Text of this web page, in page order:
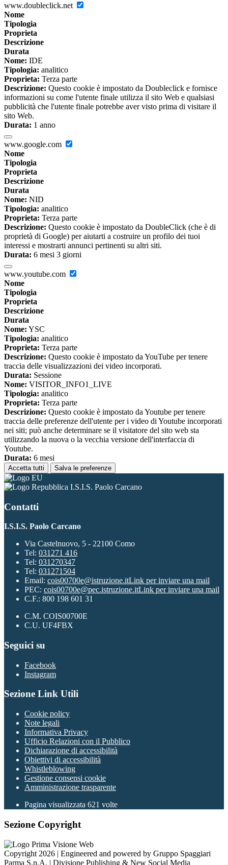
www.doubleclick.net
Nome
Tipologia
Proprieta
Descrizione
Durata
Nome: IDE
Tipologia: analitico
Proprieta: Terza parte
Descrizione: Questo cookie è impostato da Doubleclick e fornisce
informazioni su come l'utente finale utilizza il sito Web e qualsiasi
pubblicità che l'utente finale potrebbe aver visto prima di visitare il
sito Web.
Durata: 1 anno
www.google.com
Nome
Tipologia
Proprieta
Descrizione
Durata
Nome: NID
Tipologia: analitico
Proprieta: Terza parte
Descrizione: Questo cookie è impostato da DoubleClick (che è di
proprietà di Google) per aiutarti a costruire un profilo dei tuoi
interessi e mostrarti annunci pertinenti su altri siti.
Durata: 6 mesi 3 giorni
www.youtube.com
Nome
Tipologia
Proprieta
Descrizione
Durata
Nome: YSC
Tipologia: analitico
Proprieta: Terza parte
Descrizione: Questo cookie è impostato da YouTube per tenere
traccia delle visualizzazioni dei video incorporati.
Durata: Sessione
Nome: VISITOR_INFO1_LIVE
Tipologia: analitico
Proprieta: Terza parte
Descrizione: Questo cookie è impostato da Youtube per tenere
traccia delle preferenze dell'utente per i video di Youtube incorporati
nei siti; può anche determinare se il visitatore del sito web sta
utilizzando la nuova o la vecchia versione dell'interfaccia di
Youtube.
Durata: 6 mesi
Accetta tutti Salva le preferenze
I.S.I.S. Paolo Carcano
Contatti
I.S.I.S. Paolo Carcano
Via Castelnuovo, 5 - 22100 Como
Tel: 031271 416
Tel: 031270347
Tel: 031271504
Email: cois00700e@istruzione.itLink per inviare una mail
PEC: cois00700e@pec.istruzione.itLink per inviare una mail
C.F.: 800 198 601 31
C.M. COIS00700E
C.U. UF4FBX
Seguici su
Facebook
Instagram
Sezione Link Utili
Cookie policy
Note legali
Informativa Privacy
Ufficio Relazioni con il Pubblico
Dichiarazione di accessibilità
Obiettivi di accessibilità
Whistleblowing
Gestione consensi cookie
Amministrazione trasparente
Pagina visualizzata 621 volte
Sezione Copyright
Copyright 2026 | Engineered and powered by Gruppo Spaggiari
Parma S.p.A. | Divisione Publishing & New Social Media